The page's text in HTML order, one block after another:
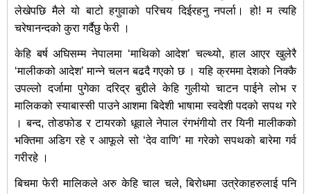
लेखेपछि मैले यो बाटो हगुवाको परिचय दिईरहनु नपर्ला। हो! म त्यहि
चरेषानन्दको कुरा गर्दैछु फेरी ।
केहि बर्ष अघिसम्म नेपालमा ‘माथिको आदेश’ चल्थ्यो, हाल आएर खुलेरै
‘मालीकको आदेश’ मान्ने चलन बढदै गएको छ । यहि क्रममा देशको निक्कै
उपल्लो दर्जामा पुगेका दरिद्र बुद्दीले केहि गुलीयो चाटन पाईने लोभ र
मालिकको स्याबास्सी पाउने आशमा बिदेशी भाषामा स्वदेशी पदको सपथ गरे
। बन्द, तोडफोड र टायरको धूवाले नेपाल रंगभंगीयो तर यिनी मालीकको
भक्तिमा अडिग रहे र आफूले सो ‘देव वाणि’ मा गरेको सपथको बारेमा गर्व
गरीरहे ।
बिचमा फेरी मालिकले अरु केहि चाल चले, बिरोधमा उत्रेकाहरुलाई पनि